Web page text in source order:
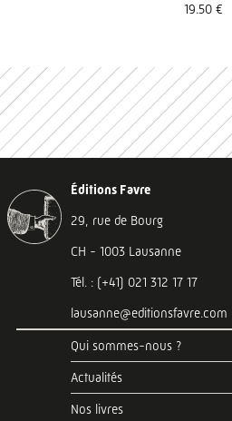
19.50 €
Éditions Favre
29, rue de Bourg
CH - 1003 Lausanne
Tél. : (+41) 021 312 17 17
lausanne@editionsfavre.com
Qui sommes-nous ?
Actualités
Nos livres